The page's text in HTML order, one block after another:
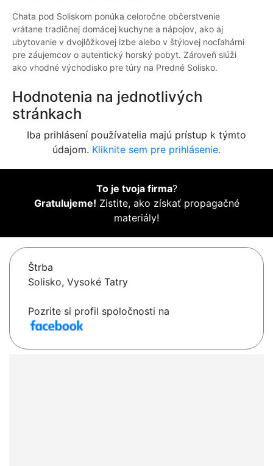
Chata pod Soliskom ponúka celoročne občerstvenie
vrátane tradičnej domácej kuchyne a nápojov, ako aj
ubytovanie v dvojlôžkovej izbe alebo v štýlovej nocľahárni
pre záujemcov o autentický horský pobyt. Zároveň slúži
ako vhodné východisko pre túry na Predné Solisko.
Hodnotenia na jednotlivých
stránkach
Iba prihlásení používatelia majú prístup k týmto
údajom. Kliknite sem pre prihlásenie.
To je tvoja firma?
Gratulujeme! Zistite, ako získať propagačné
materiály!
Štrba
Solisko, Vysoké Tatry
Pozrite si profil spoločnosti na